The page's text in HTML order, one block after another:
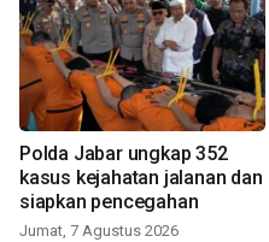
Polda Jabar ungkap 352
kasus kejahatan jalanan dan
siapkan pencegahan
Jumat, 7 Agustus 2026